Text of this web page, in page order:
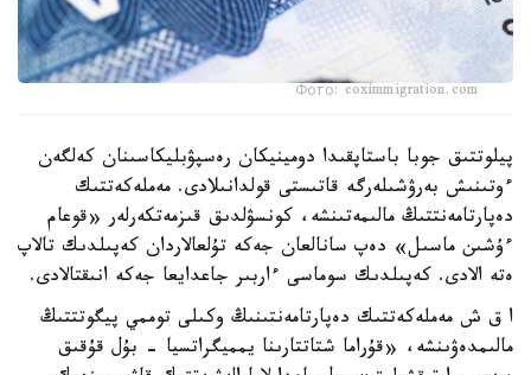
Фото: coximmigration.com
پيلوتتىق جوبا باستاپقىدا دومينيكان رەسپۋبليكاسىنان كەلگەن
ءوتىنىش بەرۋشىلەرگە قاتىستى قولدانىلادى. مەملەكەتتىك
دەپارتامەنتتىڭ مالىمەتىنشە، كونسۋلدىق قىزمەتكەرلەر «قوعام
ءۇشىن ماسىل» دەپ سانالعان جەكە تۇلعالاردان كەپىلدىك تالاپ
ەتە الادى. كەپىلدىك سوماسى ءاربىر جاعدايعا جەكە انىقتالادى.
ا ق ش مەملەكەتتىك دەپارتامەنتىنىڭ وكىلى توممي پيگوتتتىڭ
مالىمدەۋىنشە، «قۇراما شتاتتارىنا يمميگراتسيا - بۇل قۇقىق